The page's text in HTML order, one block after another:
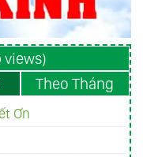
views)
Theo Tháng
Ơn